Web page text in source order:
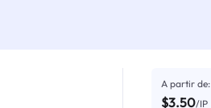
A partir de:
$3.50/IP